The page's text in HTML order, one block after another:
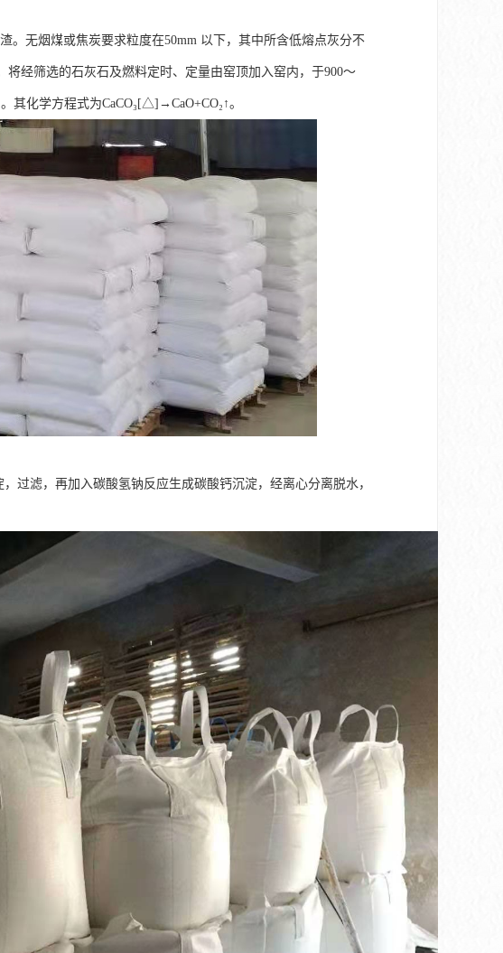
。无烟煤或焦炭要求粒度在50mm 以下，其中所含低熔点灰分不
经筛选的石灰石及燃料定时、定量由窑顶加入窑内，于900～
其化学方程式为CaCO₃[△]→CaO+CO₂↑。
过滤，再加入碳酸氢钠反应生成碳酸钙沉淀，经离心分离脱水，